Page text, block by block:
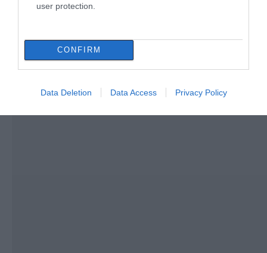
user protection.
CONFIRM
Data Deletion Data Access Privacy Policy